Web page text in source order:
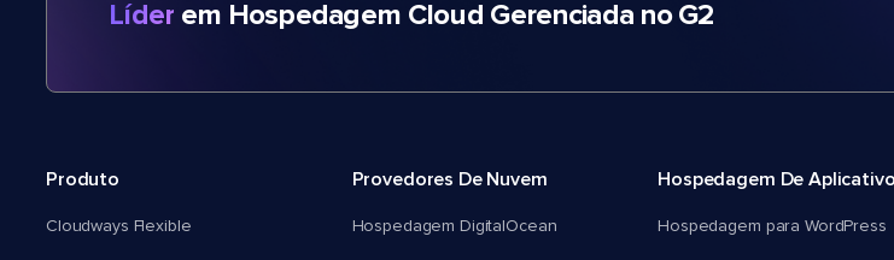
Líder em Hospedagem Cloud Gerenciada no G2
Produto
Cloudways Flexible
Provedores De Nuvem
Hospedagem DigitalOcean
Hospedagem De
Hospedagem para WordPress